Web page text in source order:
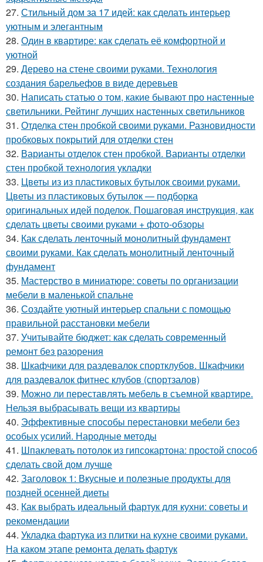
27. Стильный дом за 17 идей: как сделать интерьер
уютным и элегантным
28. Один в квартире: как сделать её комфортной и
уютной
29. Дерево на стене своими руками. Технология
создания барельефов в виде деревьев
30. Написать статью о том, какие бывают про настенные
светильники. Рейтинг лучших настенных светильников
31. Отделка стен пробкой своими руками. Разновидности
пробковых покрытий для отделки стен
32. Варианты отделок стен пробкой. Варианты отделки
стен пробкой технология укладки
33. Цветы из из пластиковых бутылок своими руками.
Цветы из пластиковых бутылок — подборка
оригинальных идей поделок. Пошаговая инструкция, как
сделать цветы своими руками + фото-обзоры
34. Как сделать ленточный монолитный фундамент
своими руками. Как сделать монолитный ленточный
фундамент
35. Мастерство в миниатюре: советы по организации
мебели в маленькой спальне
36. Создайте уютный интерьер спальни с помощью
правильной расстановки мебели
37. Учитывайте бюджет: как сделать современный
ремонт без разорения
38. Шкафчики для раздевалок спортклубов. Шкафчики
для раздевалок фитнес клубов (спортзалов)
39. Можно ли переставлять мебель в съемной квартире.
Нельзя выбрасывать вещи из квартиры
40. Эффективные способы перестановки мебели без
особых усилий. Народные методы
41. Шпаклевать потолок из гипсокартона: простой способ
сделать свой дом лучше
42. Заголовок 1: Вкусные и полезные продукты для
поздней осенней диеты
43. Как выбрать идеальный фартук для кухни: советы и
рекомендации
44. Укладка фартука из плитки на кухне своими руками.
На каком этапе ремонта делать фартук